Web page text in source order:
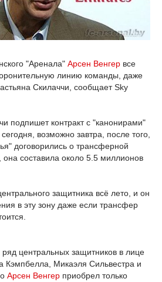
"Аренала" Арсен Венгер все
линию команды, даже
Скилаччи, сообщает Sky
подпишет контракт с "канонирами"
возможно завтра, после того,
договорились о трансферной
она составила около 5.5 миллионов
защитника всё лето, и он
в эту зону даже если трансфер
центральных защитников в лице
Кэмпбелла, Микаэля Сильвестра и
Арсен Венгер приобрел только